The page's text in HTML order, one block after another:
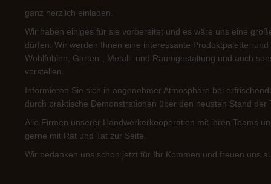
ganz herzlich einladen.
Wir haben einiges für sie vorbereitet und es wäre uns eine
dürfen. Wir werden Ihnen eine interessante Produktpalette
Wohlfühlen, Garten-, Metall- und Raumgestaltung und auch
vorstellen.
Informieren Sie sich in angenehmer Atmosphäre bei
durch praktische Demonstrationen über den neusten Stand der
Alle Firmen unserer Handwerkerkooperation mit ihren Teams
gerne mit Rat und Tat zur Seite.
Wir bedanken uns schon jetzt für Ihr Kommen und freuen uns